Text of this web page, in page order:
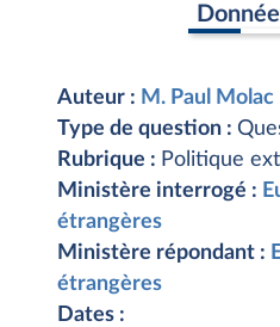
Auteur : M. Paul Molac
Type de question :
Rubrique : Politique
Ministère interrogé :
étrangères
Ministère répondant :
étrangères
Dates :